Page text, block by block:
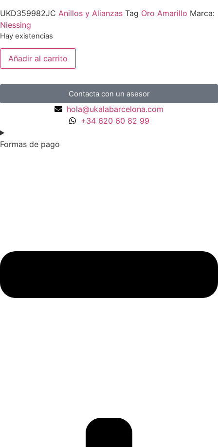
UKD359982JC Anillos y Alianzas Tag Oro Amarillo Marca:
Niessing
Hay existencias
Añadir al carrito
Contacta con un asesor
hola@ukalabarcelona.com
+34 620 60 82 99
Formas de pago